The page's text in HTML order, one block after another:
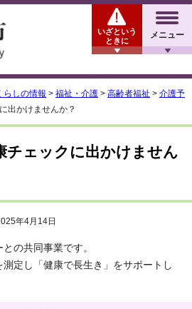
メニュー
いざという
ときに
らしの情報 > 福祉・介護 > 高齢者福祉 > 介護予
出かけませんか？
チェックに出かけません
年4月14日
の共同事業です。
測定し「健康で長生き」をサポートし